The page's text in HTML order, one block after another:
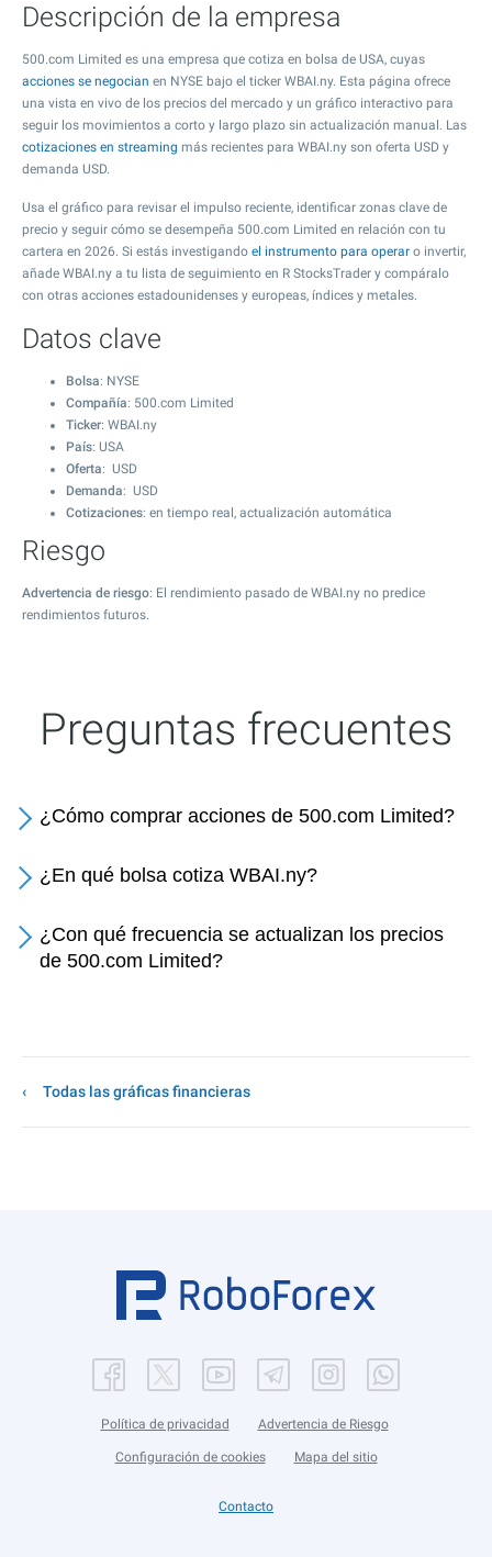
Descripción de la empresa
500.com Limited es una empresa que cotiza en bolsa de USA, cuyas
acciones se negocian en NYSE bajo el ticker WBAI.ny. Esta página ofrece
una vista en vivo de los precios del mercado y un gráfico interactivo para
seguir los movimientos a corto y largo plazo sin actualización manual. Las
cotizaciones en streaming más recientes para WBAI.ny son oferta USD y
demanda USD.
Usa el gráfico para revisar el impulso reciente, identificar zonas clave de
precio y seguir cómo se desempeña 500.com Limited en relación con tu
cartera en 2026. Si estás investigando el instrumento para operar o invertir,
añade WBAI.ny a tu lista de seguimiento en R StocksTrader y compáralo
con otras acciones estadounidenses y europeas, índices y metales.
Datos clave
Bolsa: NYSE
Compañía: 500.com Limited
Ticker: WBAI.ny
País: USA
Oferta: USD
Demanda: USD
Cotizaciones: en tiempo real, actualización automática
Riesgo
Advertencia de riesgo: El rendimiento pasado de WBAI.ny no predice
rendimientos futuros.
Preguntas frecuentes
¿Cómo comprar acciones de 500.com Limited?
¿En qué bolsa cotiza WBAI.ny?
¿Con qué frecuencia se actualizan los precios
de 500.com Limited?
Todas las gráficas financieras
Política de privacidad Advertencia de Riesgo
Configuración de cookies Mapa del sitio
Contacto